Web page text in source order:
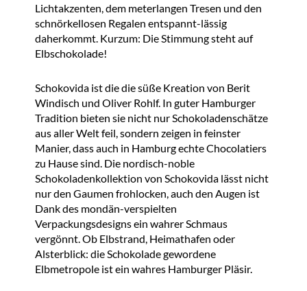
Lichtakzenten, dem meterlangen Tresen und den
schnörkellosen Regalen entspannt-lässig
daherkommt. Kurzum: Die Stimmung steht auf
Elbschokolade!
Schokovida ist die die süße Kreation von Berit
Windisch und Oliver Rohlf. In guter Hamburger
Tradition bieten sie nicht nur Schokoladenschätze
aus aller Welt feil, sondern zeigen in feinster
Manier, dass auch in Hamburg echte Chocolatiers
zu Hause sind. Die nordisch-noble
Schokoladenkollektion von Schokovida lässt nicht
nur den Gaumen frohlocken, auch den Augen ist
Dank des mondän-verspielten
Verpackungsdesigns ein wahrer Schmaus
vergönnt. Ob Elbstrand, Heimathafen oder
Alsterblick: die Schokolade gewordene
Elbmetropole ist ein wahres Hamburger Pläsir.